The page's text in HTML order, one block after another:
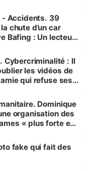
- Accidents. 39
chute d’un car
Bafing : Un lecteur
Cybercriminalité : Il
les vidéos de
amie qui refuse ses
Dominique
organisation des
« plus forte et
»
fake qui fait des